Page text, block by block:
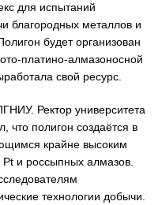
для испытаний
благородных металлов и
будет организован
платино-алмазоносной
свой ресурс.
Ректор университета
полигон создаётся в
крайне высоким
и россыпных алмазов.
технологии добычи.